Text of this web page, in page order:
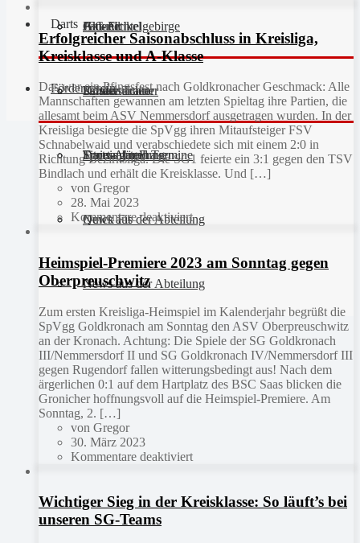
Fan-Artikel
Partner
Sportanlagen
Galerie
JFG Fichtelgebirge
Schiedsrichter
Aktuell
Unsere Trainer
Training und Termine
Kinderturnen
Fitness für Frauen
Quick Fit
News aus der Abteilung
Darts
Darts-Abteilung
News aus der Abteilung
Förderverein
Erfolgreicher Saisonabschluss in Kreisliga,
Kreisklasse und A-Klasse
Das war ein Pfingsfest nach Goldkronacher Geschmack: Alle
Mannschaften gewannen am letzten Spieltag ihre Partien, die
allesamt beim ASV Nemmersdorf ausgetragen wurden. In der
Kreisliga besiegte die SpVgg ihren Mitaufsteiger FSV
Schnabelwaid und verabschiedete sich mit einem 2:0 in
Richtung Bezirksliga. Die SG1 feierte ein 3:1 gegen den TSV
Bindlach und erhält die Kreisklasse. Und […]
von Gregor
28. Mai 2023
Kommentare deaktiviert
Heimspiel-Premiere 2023 am Sonntag gegen
Oberpreuschwitz
Zum ersten Kreisliga-Heimspiel im Kalenderjahr begrüßt die
SpVgg Goldkronach am Sonntag den ASV Oberpreuschwitz
an der Kronach. Achtung: Die Spiele der SG Goldkronach
III/Nemmersdorf II und SG Goldkronach IV/Nemmersdorf III
gegen Rugendorf fallen witterungsbedingt aus! Nach dem
ärgerlichen 0:1 auf dem Hartplatz des BSC Saas blicken die
Gronicher hoffnungsvoll auf die Heimspiel-Premiere. Am
Sonntag, 2. […]
von Gregor
30. März 2023
Kommentare deaktiviert
Wichtiger Sieg in der Kreisklasse: So läuft’s bei
unseren SG-Teams